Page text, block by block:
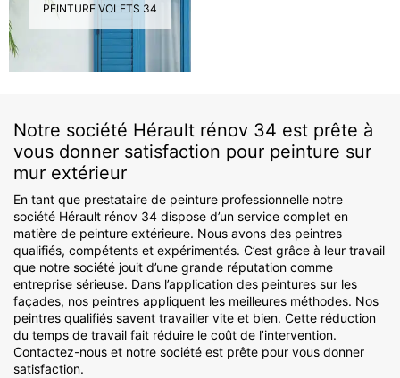
PEINTURE VOLETS 34
Notre société Hérault rénov 34 est prête à
vous donner satisfaction pour peinture sur
mur extérieur
En tant que prestataire de peinture professionnelle notre
société Hérault rénov 34 dispose d’un service complet en
matière de peinture extérieure. Nous avons des peintres
qualifiés, compétents et expérimentés. C’est grâce à leur travail
que notre société jouit d’une grande réputation comme
entreprise sérieuse. Dans l’application des peintures sur les
façades, nos peintres appliquent les meilleures méthodes. Nos
peintres qualifiés savent travailler vite et bien. Cette réduction
du temps de travail fait réduire le coût de l’intervention.
Contactez-nous et notre société est prête pour vous donner
satisfaction.